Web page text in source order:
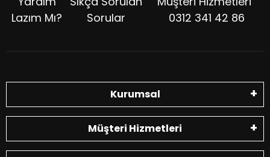
Lazım Mı?
Sorular
0312 341 42 86
Kurumsal
Müşteri Hizmetleri